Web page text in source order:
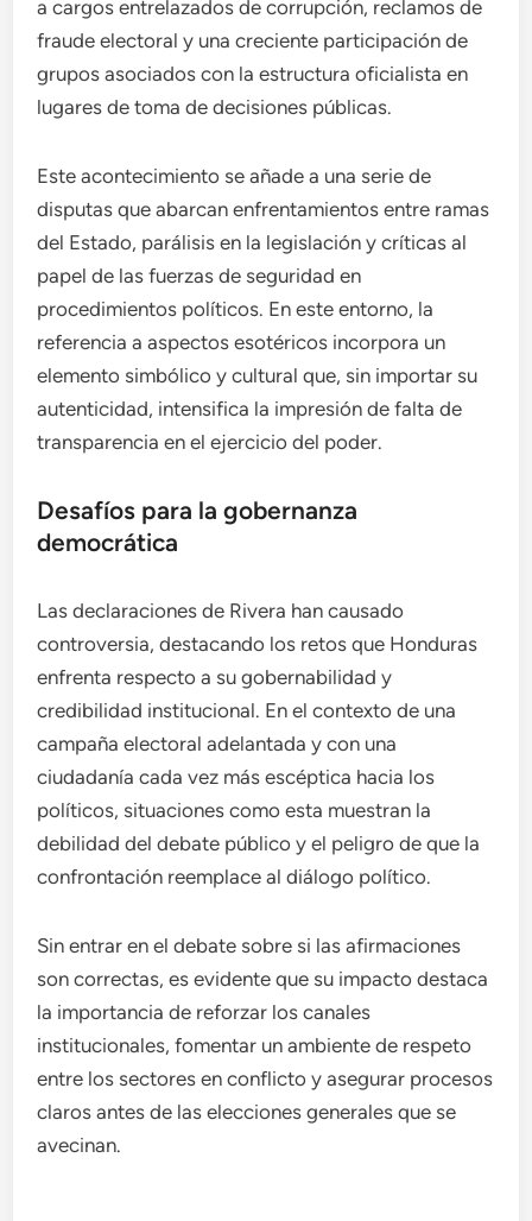
a cargos entrelazados de corrupción, reclamos de
fraude electoral y una creciente participación de
grupos asociados con la estructura oficialista en
lugares de toma de decisiones públicas.
Este acontecimiento se añade a una serie de
disputas que abarcan enfrentamientos entre ramas
del Estado, parálisis en la legislación y críticas al
papel de las fuerzas de seguridad en
procedimientos políticos. En este entorno, la
referencia a aspectos esotéricos incorpora un
elemento simbólico y cultural que, sin importar su
autenticidad, intensifica la impresión de falta de
transparencia en el ejercicio del poder.
Desafíos para la gobernanza
democrática
Las declaraciones de Rivera han causado
controversia, destacando los retos que Honduras
enfrenta respecto a su gobernabilidad y
credibilidad institucional. En el contexto de una
campaña electoral adelantada y con una
ciudadanía cada vez más escéptica hacia los
políticos, situaciones como esta muestran la
debilidad del debate público y el peligro de que la
confrontación reemplace al diálogo político.
Sin entrar en el debate sobre si las afirmaciones
son correctas, es evidente que su impacto destaca
la importancia de reforzar los canales
institucionales, fomentar un ambiente de respeto
entre los sectores en conflicto y asegurar procesos
claros antes de las elecciones generales que se
avecinan.